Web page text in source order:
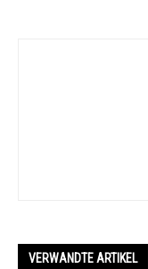
VERWANDTE ARTIKEL